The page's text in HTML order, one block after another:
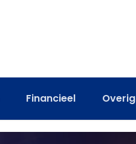
Financieel Overig